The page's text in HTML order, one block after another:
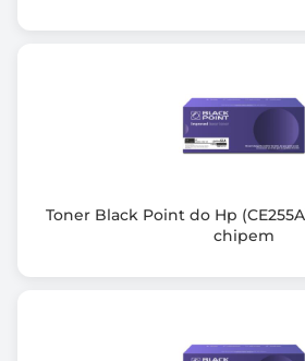
Toner Black Point do Hp
chipem